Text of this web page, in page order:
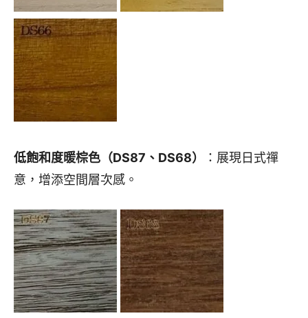
低飽和度暖棕色（DS87、DS68）
：展現日式禪
意，增添空間層次感。